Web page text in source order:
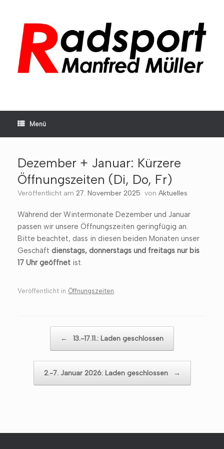
springen
Menü
Dezember + Januar: Kürzere
Öffnungszeiten (Di, Do, Fr)
Veröffentlicht am 27. November 2025 von Aktuelles
Während der Wintermonate Dezember und Januar
passen wir unsere Öffnungszeiten geringfügig an.
Bitte beachtet, dass in diesen beiden Monaten unser
Geschäft dienstags, donnerstags und freitags nur bis
17 Uhr geöffnet ist.
Veröffentlicht in Öffnungszeiten
← 13.-17.11.: Laden geschlossen
2.-7. Januar 2026: Laden geschlossen →